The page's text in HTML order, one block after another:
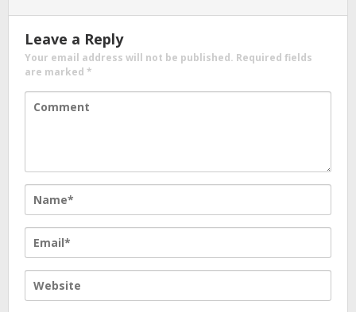
Leave a Reply
Your email address will not be published. Required fields
are marked *